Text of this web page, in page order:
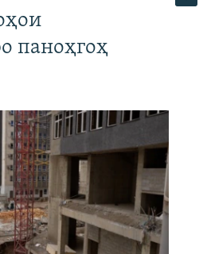
паноҳгоҳ